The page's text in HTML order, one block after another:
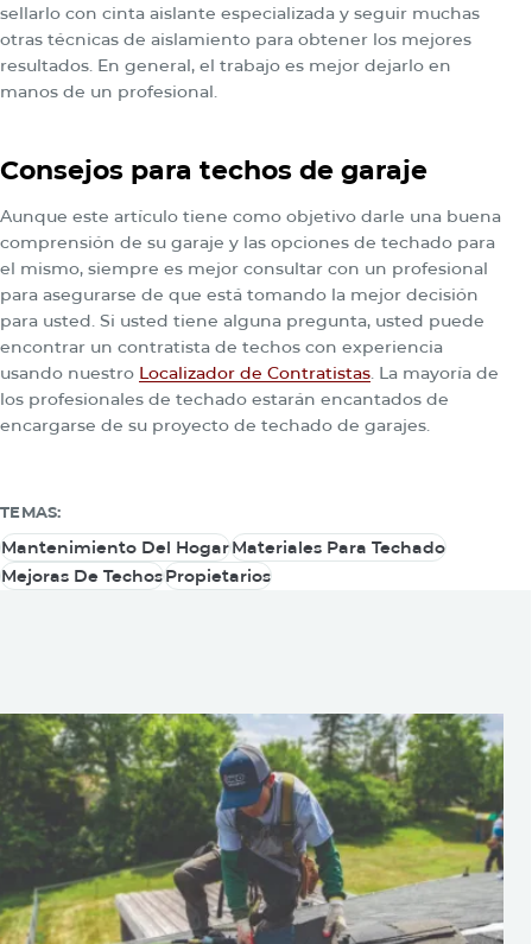
sellarlo con cinta aislante especializada y seguir muchas
otras técnicas de aislamiento para obtener los mejores
resultados. En general, el trabajo es mejor dejarlo en
manos de un profesional.
Consejos para techos de garaje
Aunque este artículo tiene como objetivo darle una buena
comprensión de su garaje y las opciones de techado para
el mismo, siempre es mejor consultar con un profesional
para asegurarse de que está tomando la mejor decisión
para usted. Si usted tiene alguna pregunta, usted puede
encontrar un contratista de techos con experiencia
usando nuestro Localizador de Contratistas . La mayoría de
los profesionales de techado estarán encantados de
encargarse de su proyecto de techado de garajes.
TEMAS:
Mantenimiento Del Hogar
Mantenimiento Del Hogar
Materiales Para Techado
Materiales Para Techado
Mejoras De TechosPropietarios